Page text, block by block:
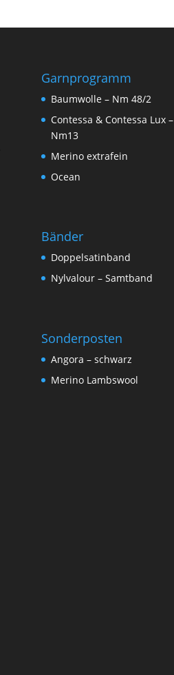
Garnprogramm
Baumwolle – Nm 48/2
Contessa & Contessa Lux –
Nm13
Merino extrafein
Ocean
Bänder
Doppelsatinband
Nylvalour – Samtband
Sonderposten
Angora – schwarz
Merino Lambswool